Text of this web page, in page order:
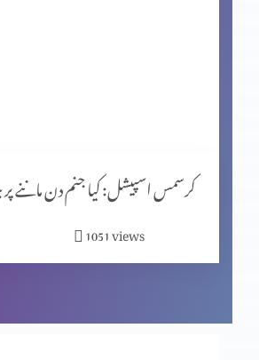
المسیح کے پیروکار عید فسح کیوں نہیں مناتے؟
1051views